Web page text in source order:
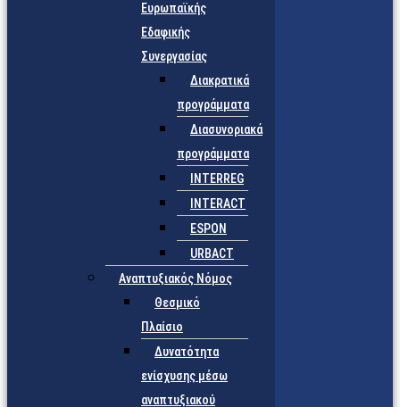
Ευρωπαϊκής
Εδαφικής
Συνεργασίας
Διακρατικά
προγράμματα
Διασυνοριακά
προγράμματα
INTERREG
INTERACT
ESPON
URBACT
Αναπτυξιακός Νόμος
Θεσμικό
Πλαίσιο
Δυνατότητα
ενίσχυσης μέσω
αναπτυξιακού